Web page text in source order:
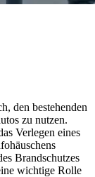
den bestehenden
zu nutzen.
Verlegen eines
Brandschutzes
wichtige Rolle